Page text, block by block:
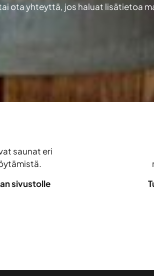
ota yhteyttä, jos haluat lisätietoa
saunat eri
sivustolle